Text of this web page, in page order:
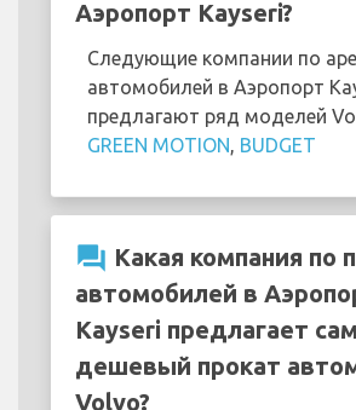
Аэропорт Kayseri?
Следующие компании по
автомобилей в Аэропорт
предлагают ряд моделей
GREEN MOTION BUDGET
question_answer Какая компания по
автомобилей в
Kayseri предлагает
дешевый прокат
Volvo?